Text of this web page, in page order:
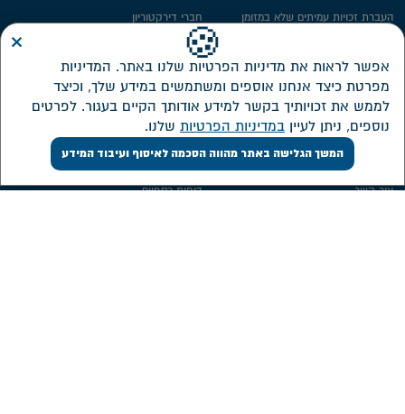
חברי דירקטוריון
ועדת השקעות
ועדת הביקורת
ממונה על פניות הציבור
מבנה אחזקות
אזור אישי דירקטורים ונושאי משרה
העברת זכויות עמיתים שלא במזומן
מידע סטטיסטי
מדיניות פרטיות​
השקעות
דוחות כספיים
שירות לקוחות
צור קשר
🍪
אפשר לראות את מדיניות הפרטיות שלנו באתר. המדיניות
מפרטת כיצד אנחנו אוספים ומשתמשים במידע שלך, וכיצד
לממש את זכויותיך בקשר למידע אודותך הקיים בעגור. לפרטים
נוספים, ניתן לעיין במדיניות הפרטיות שלנו.
המשך הגלישה באתר מהווה הסכמה לאיסוף ועיבוד המידע
×